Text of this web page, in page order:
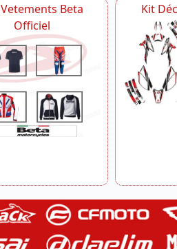
Vetements Beta
Officiel
Kit